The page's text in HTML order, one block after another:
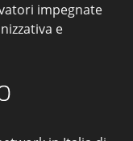
impegnate
e